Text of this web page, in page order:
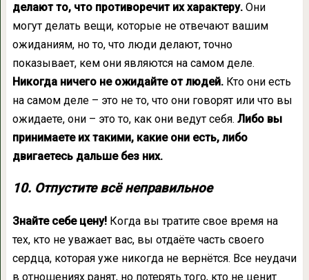
делают то, что противоречит их характеру.Они
могут делать вещи, которые не отвечают вашим
ожиданиям, но то, что люди делают, точно
показывает, кем они являются на самом деле.
Никогда ничего не ожидайте от людей.Кто они есть
на самом деле – это не то, что они говорят или что вы
ожидаете, они – это то, как они ведут себя. Либо вы
принимаете их такими, какие они есть, либо
двигаетесь дальше без них.
10. Отпустите всё неправильное
Знайте себе цену!Когда вы тратите свое время на
тех, кто не уважает вас, вы отдаёте часть своего
сердца, которая уже никогда не вернётся. Все неудачи
в отношениях ранят, но потерять того, кто не ценит